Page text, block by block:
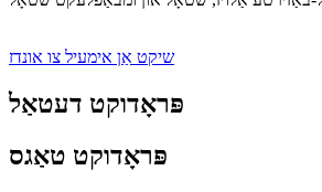
שיקט אַן אימעיל צו אונדז
פּראָדוקט דעטאַל
פּראָדוקט טאַגס